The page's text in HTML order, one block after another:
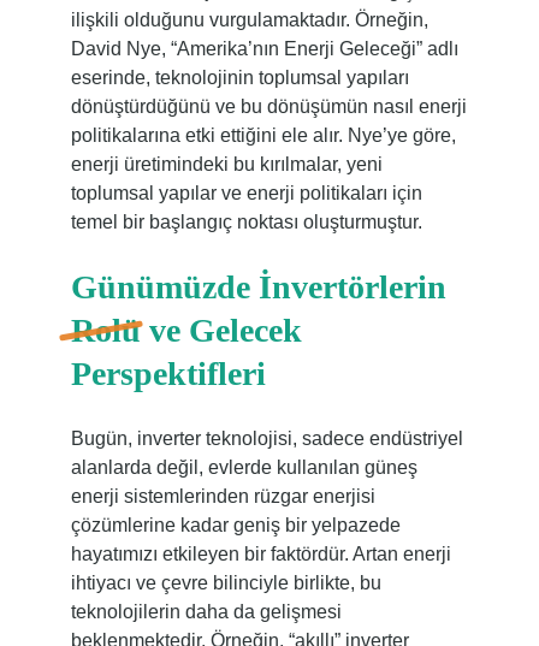
ilişkili olduğunu vurgulamaktadır. Örneğin,
David Nye, “Amerika’nın Enerji Geleceği” adlı
eserinde, teknolojinin toplumsal yapıları
dönüştürdüğünü ve bu dönüşümün nasıl enerji
politikalarına etki ettiğini ele alır. Nye’ye göre,
enerji üretimindeki bu kırılmalar, yeni
toplumsal yapılar ve enerji politikaları için
temel bir başlangıç noktası oluşturmuştur.
Günümüzde İnvertörlerin
Rolü ve Gelecek
Perspektifleri
Bugün, inverter teknolojisi, sadece endüstriyel
alanlarda değil, evlerde kullanılan güneş
enerji sistemlerinden rüzgar enerjisi
çözümlerine kadar geniş bir yelpazede
hayatımızı etkileyen bir faktördür. Artan enerji
ihtiyacı ve çevre bilinciyle birlikte, bu
teknolojilerin daha da gelişmesi
beklenmektedir. Örneğin, “akıllı” inverter